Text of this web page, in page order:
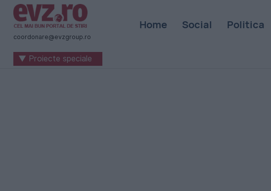
Știri
naționale
internaționale
coordonare@evzgroup.ro
Home Social Politica
▼ Proiecte speciale